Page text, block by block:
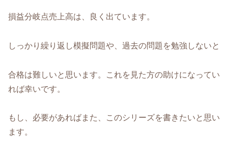
損益分岐点売上高は、良く出ています。
しっかり繰り返し模擬問題や、過去の問題を勉強しないと
合格は難しいと思います。これを見た方の助けになってい
れば幸いです。
もし、必要があればまた、このシリーズを書きたいと思い
ます。